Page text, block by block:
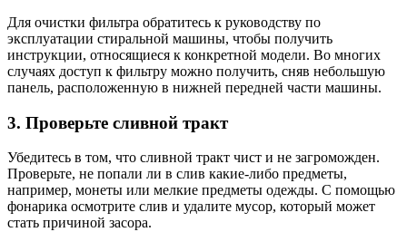
Для очистки фильтра обратитесь к руководству по
эксплуатации стиральной машины, чтобы получить
инструкции, относящиеся к конкретной модели. Во многих
случаях доступ к фильтру можно получить, сняв небольшую
панель, расположенную в нижней передней части машины.
3. Проверьте сливной тракт
Убедитесь в том, что сливной тракт чист и не загроможден.
Проверьте, не попали ли в слив какие-либо предметы,
например, монеты или мелкие предметы одежды. С помощью
фонарика осмотрите слив и удалите мусор, который может
стать причиной засора.